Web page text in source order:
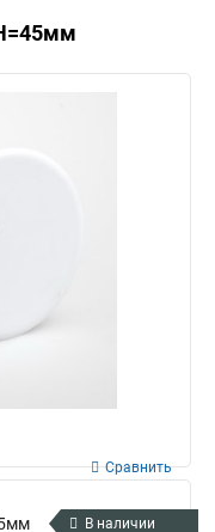
Сравнить
В наличии